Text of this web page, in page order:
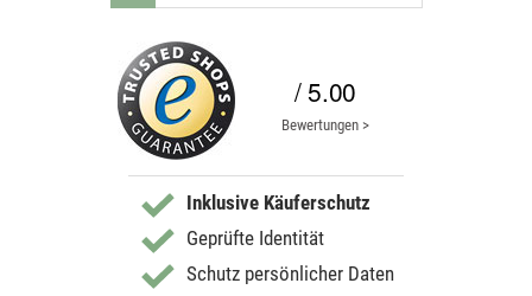
/ 5.00
Bewertungen >
Inklusive Käuferschutz
Geprüfte Identität
Schutz persönlicher Daten